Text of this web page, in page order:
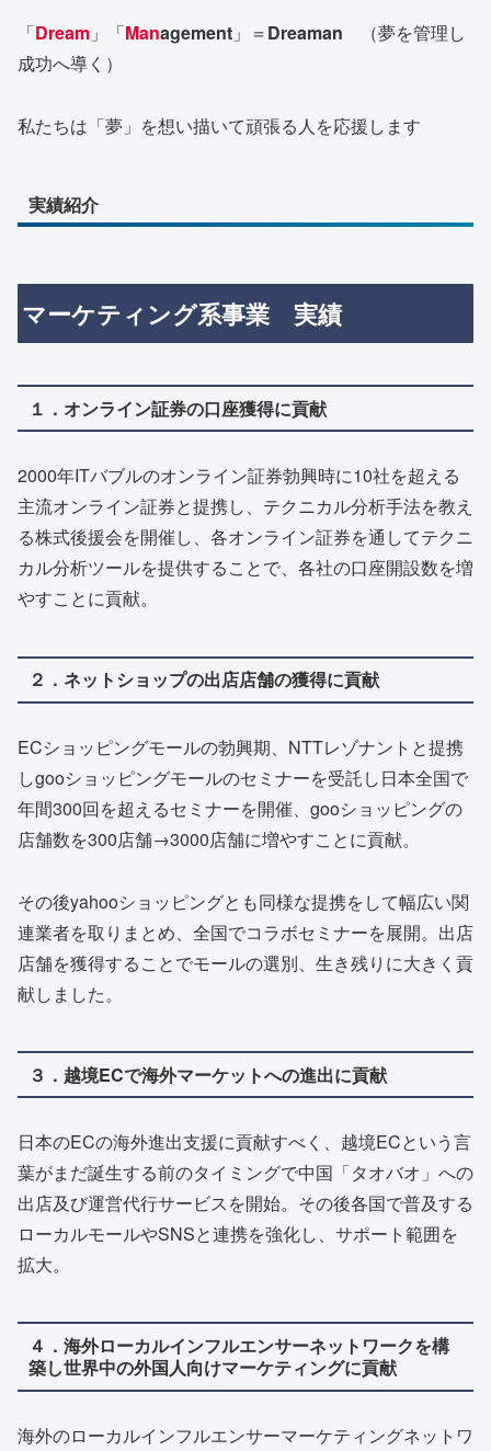
「Dream 」「Management 」＝ Dreaman （夢を管理し
成功へ導く）
私たちは「夢」を想い描いて頑張る人を応援します
実績紹介
マーケティング系事業 実績
１．オンライン証券の口座獲得に貢献
2000年ITバブルのオンライン証券勃興時に10社を超える
主流オンライン証券と提携し、テクニカル分析手法を教え
る株式後援会を開催し、各オンライン証券を通してテクニ
カル分析ツールを提供することで、各社の口座開設数を増
やすことに貢献。
２．ネットショップの出店店舗の獲得に貢献
ECショッピングモールの勃興期、NTTレゾナントと提携
しgooショッピングモールのセミナーを受託し日本全国で
年間300回を超えるセミナーを開催、gooショッピングの
店舗数を300店舗→3000店舗に増やすことに貢献。
その後yahooショッピングとも同様な提携をして幅広い関
連業者を取りまとめ、全国でコラボセミナーを展開。出店
店舗を獲得することでモールの選別、生き残りに大きく貢
献しました。
３．越境ECで海外マーケットへの進出に貢献
日本のECの海外進出支援に貢献すべく、越境ECという言
葉がまだ誕生する前のタイミングで中国「タオバオ」への
出店及び運営代行サービスを開始。その後各国で普及する
ローカルモールやSNSと連携を強化し、サポート範囲を
拡大。
４．海外ローカルインフルエンサーネットワークを構
築し世界中の外国人向けマーケティングに貢献
海外のローカルインフルエンサーマーケティングネットワ